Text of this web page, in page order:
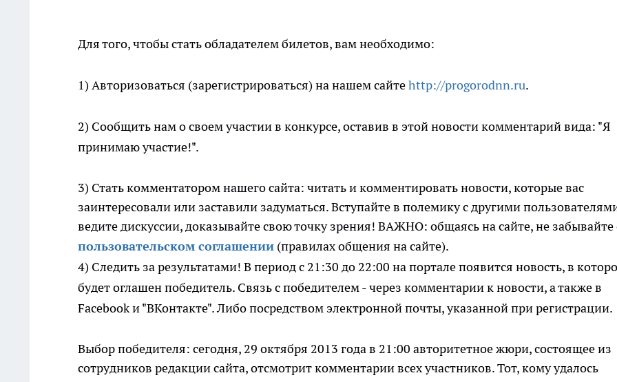
Для того, чтобы стать обладателем билетов, вам необходимо:
1) Авторизоваться (зарегистрироваться) на нашем сайтеhttp://progorodnn.ru.
2) Сообщить нам о своем участии в конкурсе, оставив в этой новости комментарий вида: "Я
принимаю участие!".
3) Стать комментатором нашего сайта: читать и комментировать новости, которые вас
заинтересовали или заставили задуматься. Вступайте в полемику с другими
ведите дискуссии, доказывайте свою точку зрения! ВАЖНО: общаясь на сайте, не забывайте
пользовательском соглашении (правилах общения на сайте).
4) Следить за результатами! В период с 21:30 до 22:00 на портале появится новость, в
будет оглашен победитель. Связь с победителем - через комментарии к новости, а также в
Facebook и "ВКонтакте". Либо посредством электронной почты, указанной при регистрации.
Выбор победителя: сегодня, 29 октября 2013 года в 21:00 авторитетное жюри, состоящее из
сотрудников редакции сайта, отсмотрит комментарии всех участников. Тот, кому удалось